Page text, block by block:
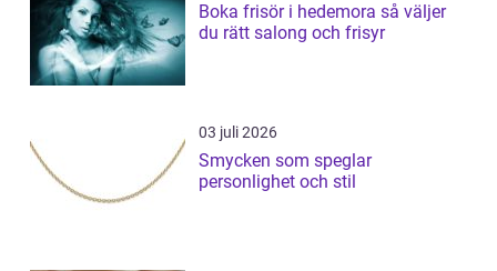
Boka frisör i hedemora så väljer
du rätt salong och frisyr
03 juli 2026
Smycken som speglar
personlighet och stil